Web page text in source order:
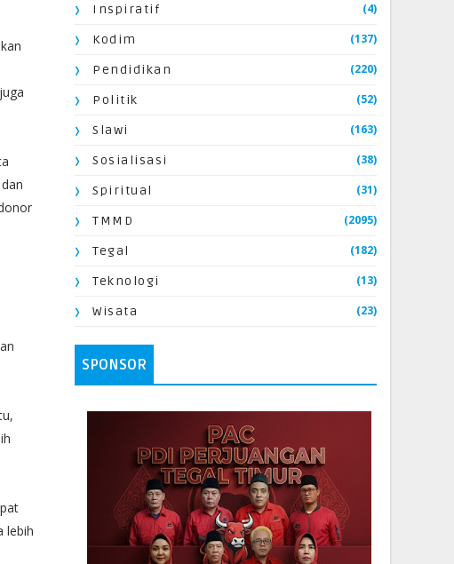
lebih
Inspiratif (4)
Kodim (137)
Pendidikan (220)
Politik (52)
Slawi (163)
Sosialisasi (38)
Spiritual (31)
TMMD (2095)
Tegal (182)
Teknologi (13)
Wisata (23)
SPONSOR